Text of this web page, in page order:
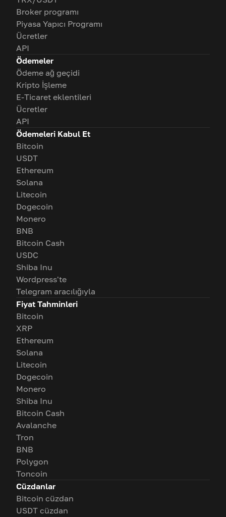
Broker programı
Piyasa Yapıcı Programı
Ücretler
API
Ödemeler
Ödeme ağ geçidi
Kripto İşleme
E-Ticaret eklentileri
Ücretler
API
Ödemeleri Kabul Et
Bitcoin
USDT
Ethereum
Solana
Litecoin
Dogecoin
Monero
BNB
Bitcoin Cash
USDC
Shiba Inu
Wordpress'te
Telegram aracılığıyla
Fiyat Tahminleri
Bitcoin
XRP
Ethereum
Solana
Litecoin
Dogecoin
Monero
Shiba Inu
Bitcoin Cash
Avalanche
Tron
BNB
Polygon
Toncoin
Cüzdanlar
Bitcoin cüzdan
USDT cüzdan